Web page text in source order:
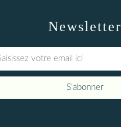
Newsletter